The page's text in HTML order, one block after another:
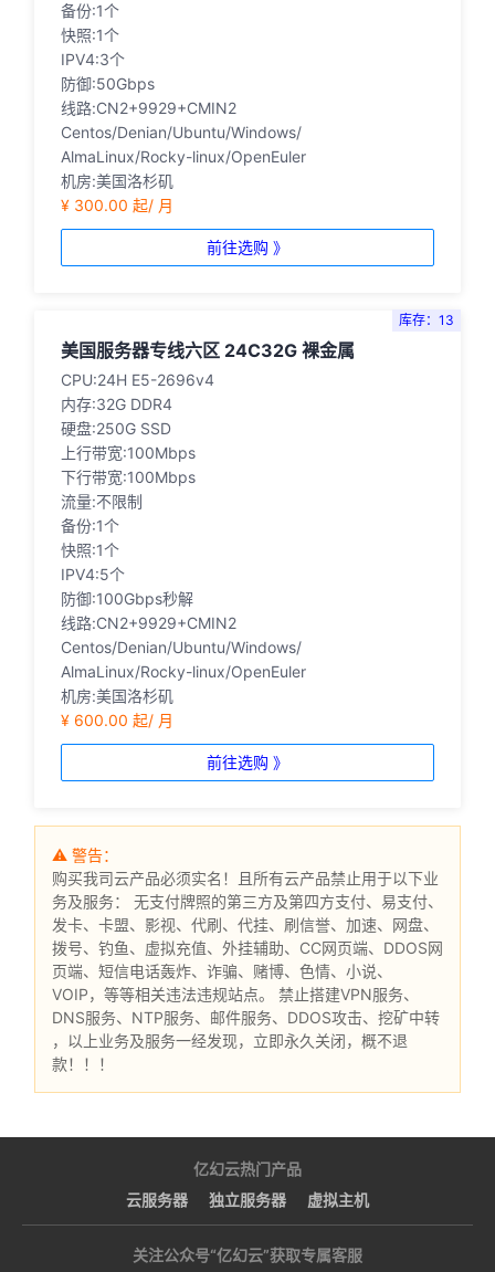
备份:1个
快照:1个
IPV4:3个
防御:50Gbps
线路:CN2+9929+CMIN2
Centos/Denian/Ubuntu/Windows/
AlmaLinux/Rocky-linux/OpenEuler
机房:美国洛杉矶
¥ 300.00 起/ 月
前往选购 》
库存：13
美国服务器专线六区 24C32G 裸金属
CPU:24H E5-2696v4
内存:32G DDR4
硬盘:250G SSD
上行带宽:100Mbps
下行带宽:100Mbps
流量:不限制
备份:1个
快照:1个
IPV4:5个
防御:100Gbps秒解
线路:CN2+9929+CMIN2
Centos/Denian/Ubuntu/Windows/
AlmaLinux/Rocky-linux/OpenEuler
机房:美国洛杉矶
¥ 600.00 起/ 月
前往选购 》
⚠ 警告：
购买我司云产品必须实名！且所有云产品禁止用于以下业
务及服务： 无支付牌照的第三方及第四方支付、易支付、
发卡、卡盟、影视、代刷、代挂、刷信誉、加速、网盘、
拨号、钓鱼、虚拟充值、外挂辅助、CC网页端、DDOS网
页端、短信电话轰炸、诈骗、赌博、色情、小说、
VOIP，等等相关违法违规站点。 禁止搭建VPN服务、
DNS服务、NTP服务、邮件服务、DDOS攻击、挖矿中转
，以上业务及服务一经发现，立即永久关闭，概不退
款！！！
亿幻云热门产品
云服务器
独立服务器 虚拟主机
关注公众号“亿幻云”获取专属客服